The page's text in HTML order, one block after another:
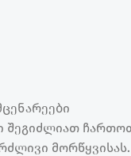
შეგიძლიათ
მორწყვისას.